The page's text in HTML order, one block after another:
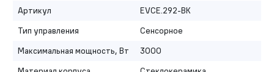
Артикул
EVCE.292-BK
Тип управления
Сенсорное
Максимальная мощность, Вт
3000